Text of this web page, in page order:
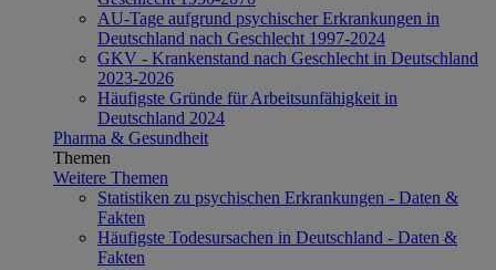
AU-Tage aufgrund psychischer Erkrankungen in
Deutschland nach Geschlecht 1997-2024
GKV - Krankenstand nach Geschlecht in Deutschland
2023-2026
Häufigste Gründe für Arbeitsunfähigkeit in
Deutschland 2024
Pharma & Gesundheit
Themen
Weitere Themen
Statistiken zu psychischen Erkrankungen - Daten &
Fakten
Häufigste Todesursachen in Deutschland - Daten &
Fakten